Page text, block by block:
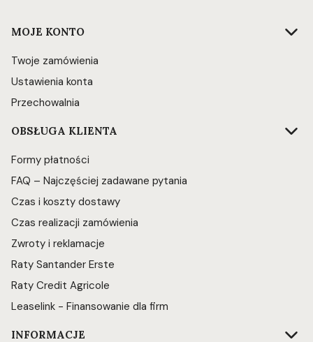
Linki w stopce
MOJE KONTO
Twoje zamówienia
Ustawienia konta
Przechowalnia
OBSŁUGA KLIENTA
Formy płatności
FAQ – Najczęściej zadawane pytania
Czas i koszty dostawy
Czas realizacji zamówienia
Zwroty i reklamacje
Raty Santander Erste
Raty Credit Agricole
Leaselink - Finansowanie dla firm
INFORMACJE